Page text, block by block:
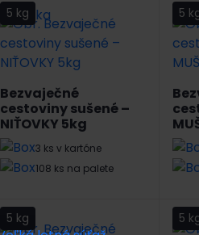
5 kg
Bezvaječné
cestoviny sušené –
NIŤOVKY 5kg
3 ks v kartóne
108 ks na palete
5
5 kg 5